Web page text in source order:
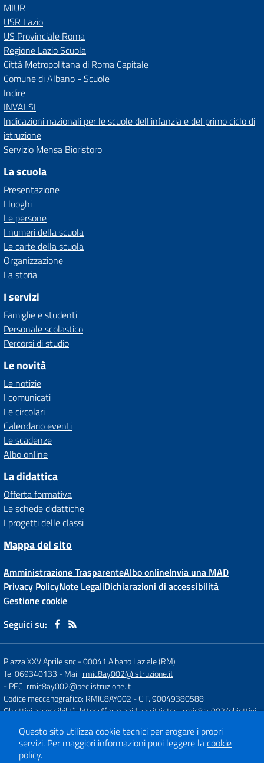
MIUR
USR Lazio
US Provinciale Roma
Regione Lazio Scuola
Città Metropolitana di Roma Capitale
Comune di Albano - Scuole
Indire
INVALSI
Indicazioni nazionali per le scuole dell'infanzia e del primo ciclo di
istruzione
Servizio Mensa Bioristoro
La scuola
Presentazione
I luoghi
Le persone
I numeri della scuola
Le carte della scuola
Organizzazione
La storia
I servizi
Famiglie e studenti
Personale scolastico
Percorsi di studio
Le novità
Le notizie
I comunicati
Le circolari
Calendario eventi
Le scadenze
Albo online
La didattica
Offerta formativa
Le schede didattiche
I progetti delle classi
Mappa del sito
Amministrazione TrasparenteAlbo onlineInvia una MAD
Privacy PolicyNote LegaliDichiarazioni di accessibilità
Gestione cookie
Seguici su:
Piazza XXV Aprile snc-00041 Albano Laziale (RM)
Tel 069340133 - Mail: rmic8ay002@istruzione.it
- PEC: rmic8ay002@pec.istruzione.it
Codice meccanografico: RMIC8AY002 - C.F. 90049380588
Obiettivi accessibilità:https://form.agid.gov.it/istsc_rmic8ay002/obiettivi
Concept & Design by
Designers Italia
Questo sito utilizza cookie tecnici per erogare i propri
servizi. Per maggiori informazioni puoi leggere lacookie
policy.